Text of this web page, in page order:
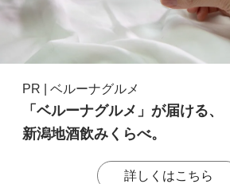
PR | ベルーナグルメ
「ベルーナグルメ」が届ける、
新潟地酒飲みくらべ。
詳しくはこちら